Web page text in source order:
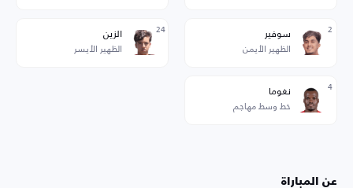
2 سوفير
الظهير الأيمن
24 الزين
الظهير الأيسر
4 نغوما
خط وسط مهاجم
عن المباراة